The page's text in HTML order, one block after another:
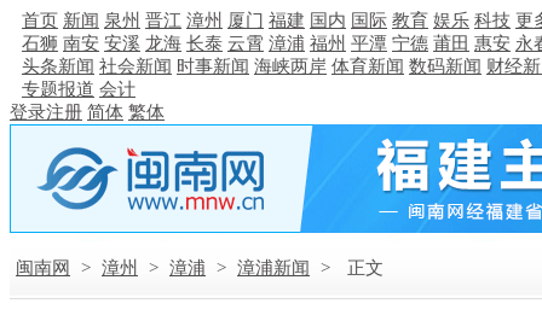
首页 新闻 泉州 晋江 漳州 厦门 福建 国内 国际 教育 娱乐 科技 更
石狮 南安 安溪 龙海 长泰 云霄 漳浦 福州 平潭 宁德 莆田 惠安 永
头条新闻 社会新闻 时事新闻 海峡两岸 体育新闻 数码新闻 财经
专题报道 会计
登录注册 简体 繁体
闽南网 > 漳州 > 漳浦 > 漳浦新闻 > 正文